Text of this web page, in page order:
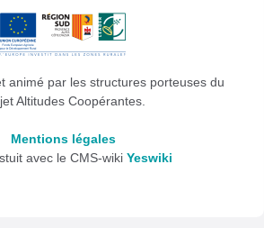
animé par les structures porteuses du
Altitudes Coopérantes.
Mentions légales
avec le CMS-wiki Yeswiki